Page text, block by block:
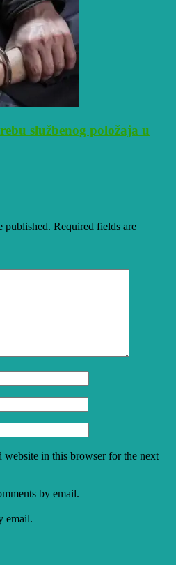
službenog položaja u
published. Required fields are
website in this browser for the next
by email.
email.